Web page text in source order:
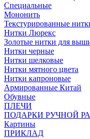
Специальные
Мононить
Текстурированные
Нитки Люрекс
Золотые нитки для
Нитки черные
Нитки шелковые
Нитки мятного цвета
Нитки капроновые
Армированные Китай
Обувные
ПЛЕЧИ
ПОДАРКИ РУЧНОЙ
Картины
ПРИКЛАД